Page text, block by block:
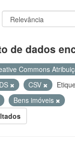
de dados
Commons
CSV
Bens imóveis